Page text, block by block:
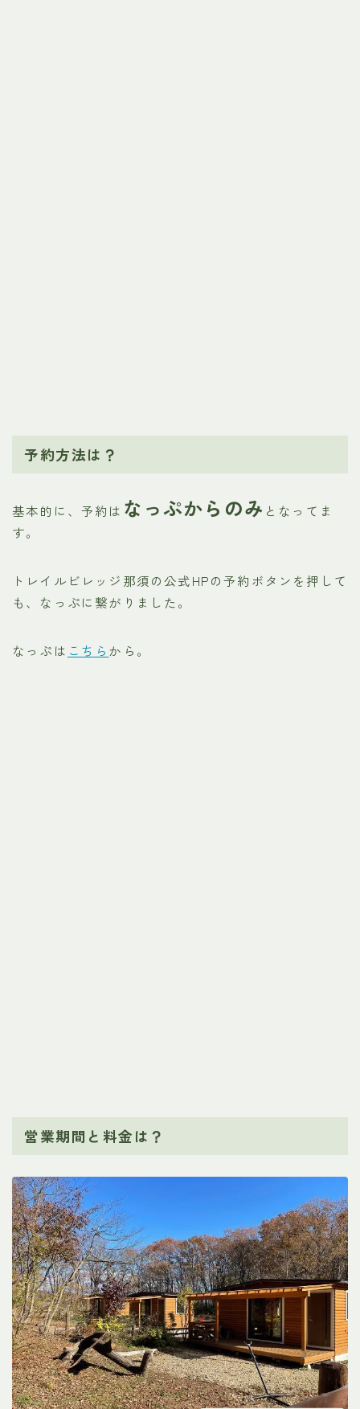
予約方法は？
基本的に、予約は なっぷからのみ となってま
す。
トレイルビレッジ那須の公式HPの予約ボタンを押して
も、なっぷに繋がりました。
なっぷは こちら から。
営業期間と料金は？